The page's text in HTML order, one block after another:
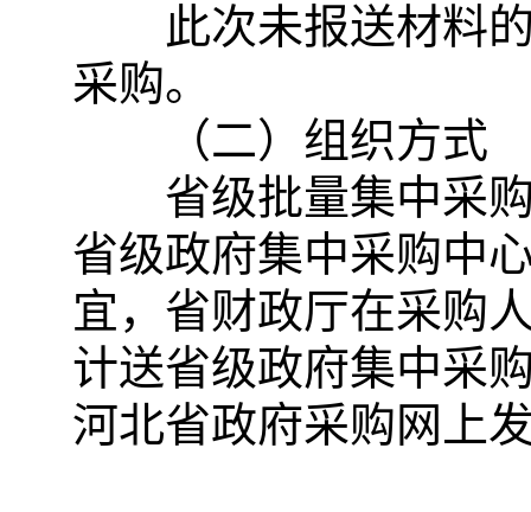
此次未报送材料的
采购。
（二）组织方式
省级批量集中采购
省级政府集中采购中
宜，省财政厅在采购
计送省级政府集中采
河北省政府采购网上